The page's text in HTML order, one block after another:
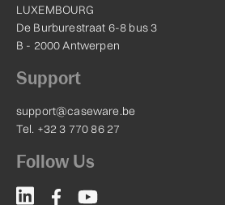
LUXEMBOURG
De Burburestraat 6-8 bus 3
B - 2000 Antwerpen
Support
support@caseware.be
Tel. +32 3 770 86 27
Follow Us